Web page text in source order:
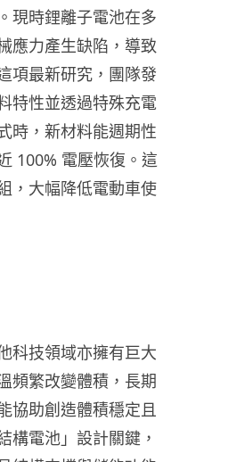
現時鋰離子電池在多
應力產生缺陷，導致
項最新研究，團隊發
特性並透過特殊充電
時，新材料能週期性
100% 電壓恢復。這
，大幅降低電動車使
科技領域亦擁有巨大
頻繁改變體積，長期
協助創造體積穩定且
構電池」設計關鍵，